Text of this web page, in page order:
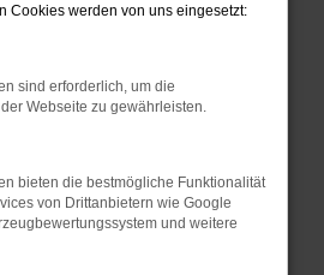
wie Werbeblocker,
bestimmter Seiten
die Seite in einem
neu.
helfen, vorübergehende
Cookies werden von uns eingesetzt:
sind erforderlich, um die
Webseite zu gewährleisten.
bieten die bestmögliche Funktionalität
von Drittanbietern wie Google
und weitere